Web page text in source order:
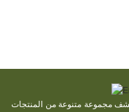
مجموعة متنوعة من المنتجات